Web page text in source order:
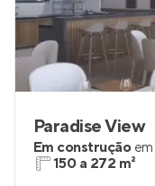
Paradise View
Em construção em
150 a 272 m²